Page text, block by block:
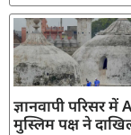
ज्ञानवापी परिसर
मुस्लिम पक्ष ने